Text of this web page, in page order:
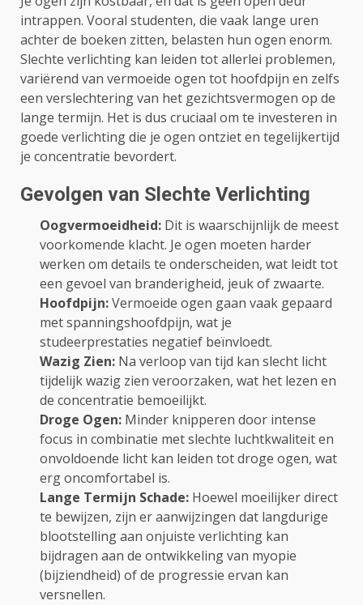
intrappen. Vooral studenten, die vaak lange uren
achter de boeken zitten, belasten hun ogen enorm.
Slechte verlichting kan leiden tot allerlei problemen,
variërend van vermoeide ogen tot hoofdpijn en zelfs
een verslechtering van het gezichtsvermogen op de
lange termijn. Het is dus cruciaal om te investeren in
goede verlichting die je ogen ontziet en tegelijkertijd
je concentratie bevordert.
Gevolgen van Slechte Verlichting
Oogvermoeidheid: Dit is waarschijnlijk de meest
voorkomende klacht. Je ogen moeten harder
werken om details te onderscheiden, wat leidt tot
een gevoel van branderigheid, jeuk of zwaarte.
Hoofdpijn:Vermoeide ogen gaan vaak gepaard
met spanningshoofdpijn, wat je
studeerprestaties negatief beïnvloedt.
Wazig Zien: Na verloop van tijd kan slecht licht
tijdelijk wazig zien veroorzaken, wat het lezen en
de concentratie bemoeilijkt.
Droge Ogen: Minder knipperen door intense
focus in combinatie met slechte luchtkwaliteit en
onvoldoende licht kan leiden tot droge ogen, wat
erg oncomfortabel is.
Lange Termijn Schade: Hoewel moeilijker direct
te bewijzen, zijn er aanwijzingen dat langdurige
blootstelling aan onjuiste verlichting kan
bijdragen aan de ontwikkeling van myopie
(bijziendheid) of de progressie ervan kan
versnellen.